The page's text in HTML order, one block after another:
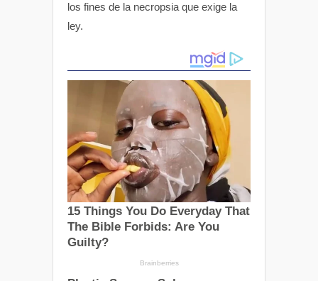
los fines de la necropsia que exige la
ley.